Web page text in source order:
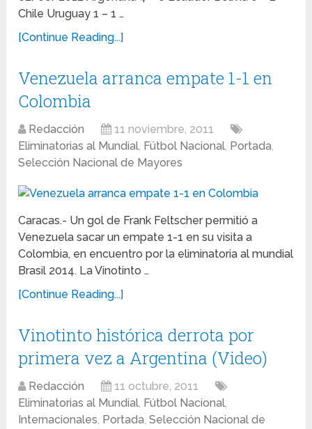
Chile Uruguay 1 – 1 …
[Continue Reading...]
Venezuela arranca empate 1-1 en
Colombia
Redacción
11 noviembre, 2011
Eliminatorias al Mundial, Fútbol Nacional, Portada,
Selección Nacional de Mayores
Caracas.- Un gol de Frank Feltscher permitió a
Venezuela sacar un empate 1-1 en su visita a
Colombia, en encuentro por la eliminatoria al mundial
Brasil 2014. La Vinotinto …
[Continue Reading...]
Vinotinto histórica derrota por
primera vez a Argentina (Video)
Redacción
11 octubre, 2011
Eliminatorias al Mundial, Fútbol Nacional,
Internacionales, Portada,Selección Nacional de